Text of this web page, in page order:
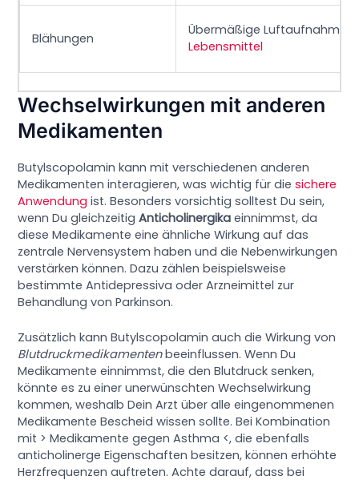
Blähungen
Übermäßige Luftaufnahme,
Lebensmittel
Wechselwirkungen mit anderen
Medikamenten
Butylscopolamin kann mit verschiedenen anderen
Medikamenten interagieren, was wichtig für diesichere
Anwendung ist. Besonders vorsichtig solltest Du sein,
wenn Du gleichzeitigAnticholinergika einnimmst, da
diese Medikamente eine ähnliche Wirkung auf das
zentrale Nervensystem haben und die Nebenwirkungen
verstärken können. Dazu zählen beispielsweise
bestimmte Antidepressiva oder Arzneimittel zur
Behandlung von Parkinson.
Zusätzlich kann Butylscopolamin auch die Wirkung von
Blutdruckmedikamentenbeeinflussen. Wenn Du
Medikamente einnimmst, die den Blutdruck senken,
könnte es zu einer unerwünschten Wechselwirkung
kommen, weshalb Dein Arzt über alle eingenommenen
Medikamente Bescheid wissen sollte. Bei Kombination
mit > Medikamente gegen Asthma <, die ebenfalls
anticholinerge Eigenschaften besitzen, können erhöhte
Herzfrequenzen auftreten. Achte darauf, dass bei